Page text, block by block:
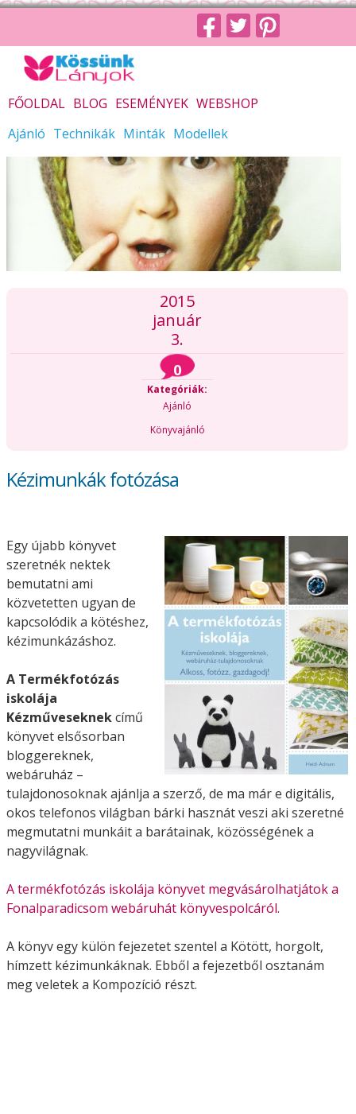
FŐOLDAL BLOG ESEMÉNYEK WEBSHOP
Ajánló Technikák Minták Modellek
2015
január
3.
0
Kategóriák:
Ajánló
Könyvajánló
Kézimunkák fotózása
Egy újabb könyvet
szeretnék nektek
bemutatni ami
közvetetten ugyan de
kapcsolódik a kötéshez,
kézimunkázáshoz.
A Termékfotózás
iskolája
Kézműveseknekcímű
könyvet elsősorban
bloggereknek,
webáruház –
tulajdonosoknak ajánlja a szerző, de ma már e digitális,
okos telefonos világban bárki hasznát veszi aki szeretné
megmutatni munkáit a barátainak, közösségének a
nagyvilágnak.
A termékfotózás iskolája könyvet megvásárolhatjátok a
Fonalparadicsom webáruhát könyvespolcáról.
A könyv egy külön fejezetet szentel a Kötött, horgolt,
hímzett kézimunkáknak. Ebből a fejezetből osztanám
meg veletek a Kompozíció részt.